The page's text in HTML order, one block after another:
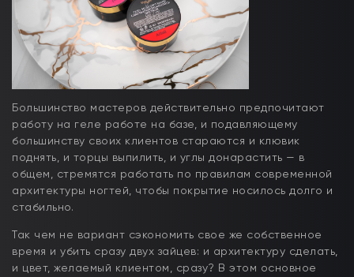
Большинство мастеров действительно предпочитают
работу на геле работе на базе, и подавляющему
большинству своих клиентов стараются и клювик
поднять, и торцы выпилить, и углы донарастить — в
общем, стремятся работать по правилам современной
архитектуры ногтей, чтобы покрытие носилось долго и
стабильно.
Так чем не вариант сэкономить свое же собственное
время и убить сразу двух зайцев: и архитектуру сделать,
и цвет, желаемый клиентом, сразу? В этом основное